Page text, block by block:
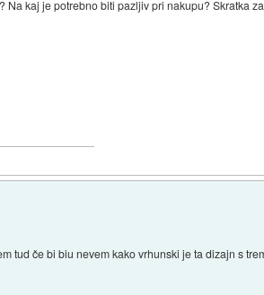
kaj je potrebno biti pazljiv pri nakupu? Skratka
tud če bi biu nevem kako vrhunski je ta dizajn s